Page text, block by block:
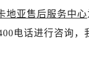
地亚售后服务中心
电话进行咨询，